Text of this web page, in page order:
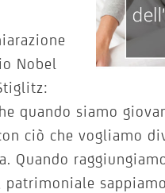
Nobel
quando siamo
ciò che vogliamo
Quando